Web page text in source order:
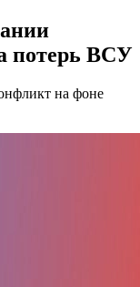
потерь ВСУ
на фоне